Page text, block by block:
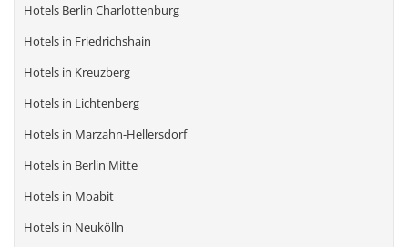
Hotels Berlin Charlottenburg
Hotels in Friedrichshain
Hotels in Kreuzberg
Hotels in Lichtenberg
Hotels in Marzahn-Hellersdorf
Hotels in Berlin Mitte
Hotels in Moabit
Hotels in Neukölln